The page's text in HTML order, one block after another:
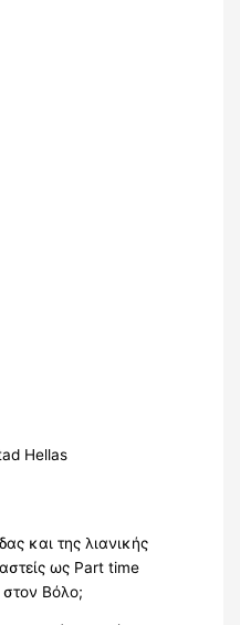
Hellas
και της λιανικής
ως Part time
Βόλο;